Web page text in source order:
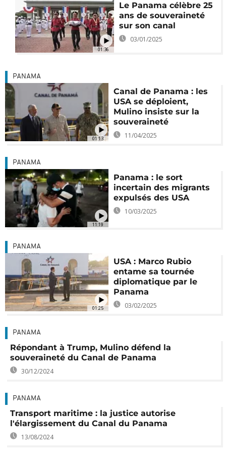
01:36
Le Panama célèbre 25
ans de souveraineté
sur son canal
03/01/2025
01:13
PANAMA
Canal de Panama : les
USA se déploient,
Mulino insiste sur la
souveraineté
11/04/2025
11:19
PANAMA
Panama : le sort
incertain des migrants
expulsés des USA
10/03/2025
01:25
PANAMA
USA : Marco Rubio
entame sa tournée
diplomatique par le
Panama
03/02/2025
PANAMA
Répondant à Trump, Mulino défend la
souveraineté du Canal de Panama
30/12/2024
PANAMA
Transport maritime : la justice autorise
l'élargissement du Canal du Panama
13/08/2024